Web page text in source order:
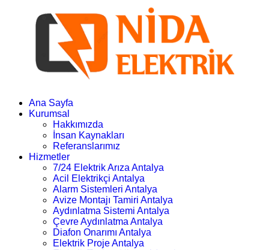
Ana Sayfa
Kurumsal
Hakkımızda
İnsan Kaynakları
Referanslarımız
Hizmetler
7/24 Elektrik Arıza Antalya
Acil Elektrikçi Antalya
Alarm Sistemleri Antalya
Avize Montajı Tamiri Antalya
Aydınlatma Sistemi Antalya
Çevre Aydınlatma Antalya
Diafon Onarımı Antalya
Elektrik Proje Antalya